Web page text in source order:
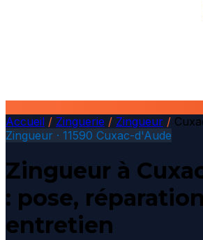
Accueil / Zinguerie / Zingueur /
Zingueur · 11590 Cuxac-d'Aude
Zingueur à
: pose,
entretien